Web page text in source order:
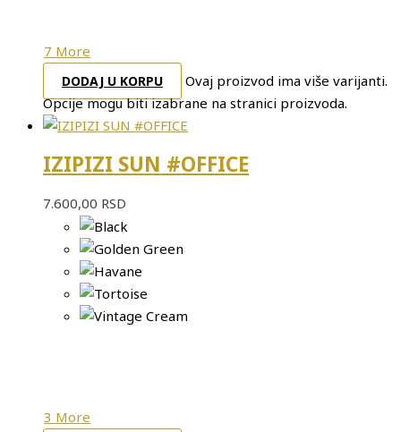
7 More
DODAJ U KORPU
Ovaj proizvod ima više varijanti.
Opcije mogu biti izabrane na stranici proizvoda.
IZIPIZI SUN #OFFICE
7.600,00 RSD
3 More